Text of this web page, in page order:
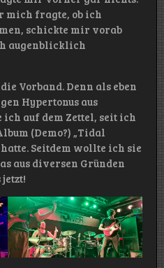
mich fragte, ob ich
schickte mir vorab
augenblicklich
Vorband. Denn als eben
Hypertonus aus
ich auf dem Zettel, seit ich
(Demo?) „Tidal
Seitdem wollte ich sie
aus diversen Gründen